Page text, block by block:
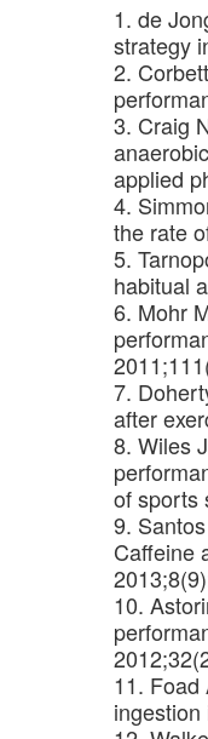
1. de
strategy
2.
3. Craig
applied
4.
the rate
5.
habitual
6. Mohr
7.
after
8. Wiles
of sports
9.
Caffeine
10.
11. Foad